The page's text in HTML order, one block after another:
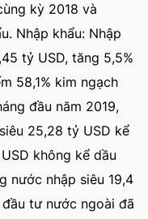
kỳ 2018 và
Nhập khẩu: Nhập
tỷ USD, tăng 5,5%
58,1% kim ngạch
đầu năm 2019,
25,28 tỷ USD kể
không kể dầu
nước nhập siêu 19,4
tư nước ngoài đã